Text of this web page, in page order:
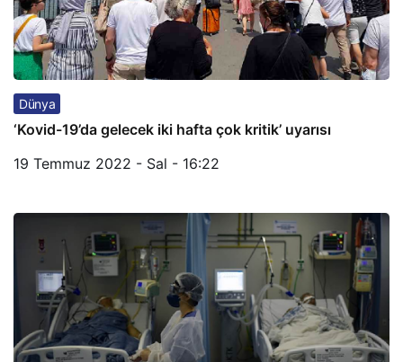
Dünya
‘Kovid-19’da gelecek iki hafta çok kritik’ uyarısı
19 Temmuz 2022 - Sal - 16:22